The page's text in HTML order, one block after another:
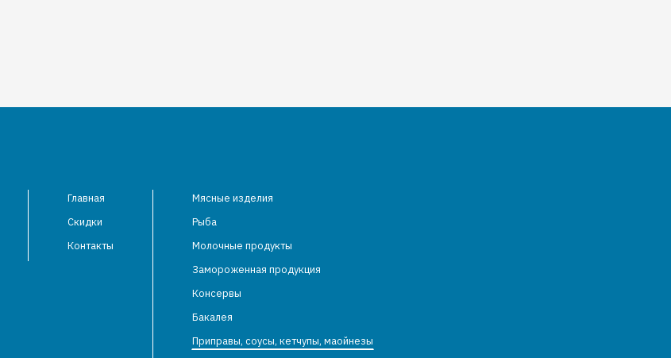
Главная
Скидки
Контакты
Мясные изделия
Рыба
Молочные продукты
Замороженная продукция
Консервы
Бакалея
Приправы, соусы, кетчупы, маойнезы